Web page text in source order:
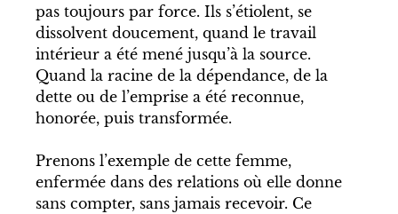
pas toujours par force. Ils s’étiolent, se
dissolvent doucement, quand le travail
intérieur a été mené jusqu’à la source.
Quand la racine de la dépendance, de la
dette ou de l’emprise a été reconnue,
honorée, puis transformée.
Prenons l’exemple de cette femme,
enfermée dans des relations où elle donne
sans compter, sans jamais recevoir. Ce